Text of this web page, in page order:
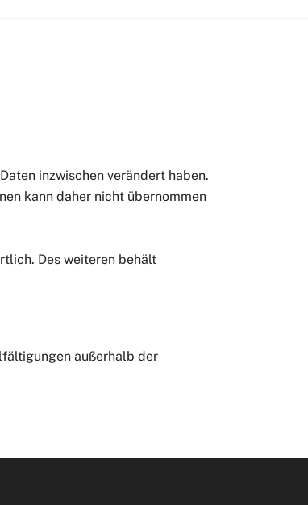
inzwischen verändert haben.
kann daher nicht übernommen
Des weiteren behält
außerhalb der